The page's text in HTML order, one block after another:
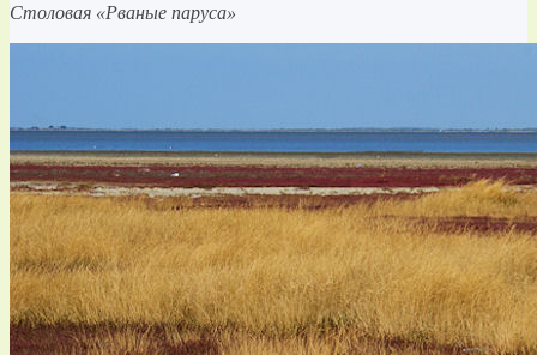
Столовая «Рваные паруса»